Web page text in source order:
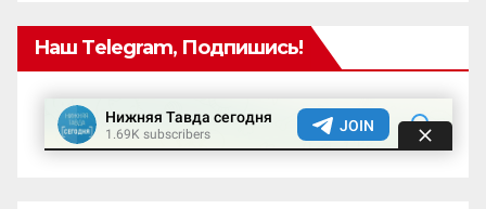
Наш Telegram, Подпишись!